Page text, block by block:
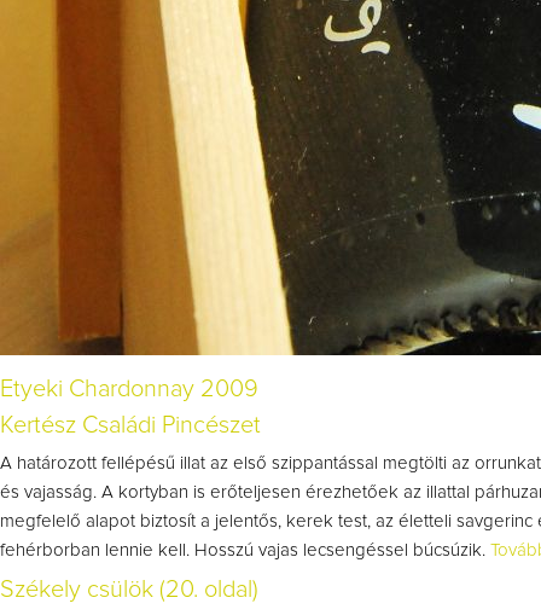
Etyeki Chardonnay 2009
Kertész Családi Pincészet
A határozott fellépésű illat az első szippantással megtölti az
és vajasság. A kortyban is erőteljesen érezhetőek az illattal
megfelelő alapot biztosít a jelentős, kerek test, az életteli
fehérborban lennie kell. Hosszú vajas lecsengéssel búcsúzik.
Székely csülök (20. oldal)